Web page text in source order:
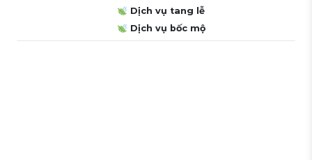
Dịch vụ tang lễ
Dịch vụ bốc mộ